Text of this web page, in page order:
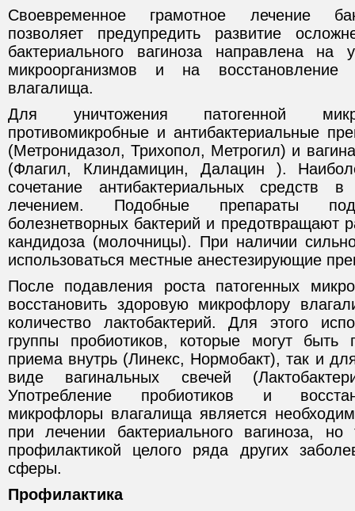
Своевременное грамотное лечение
позволяет предупредить развитие
бактериального вагиноза направлена на
микроорганизмов и на восстановление
влагалища.
Для уничтожения патогенной
противомикробные и антибактериальные
(Метронидазол, Трихопол, Метрогил) и
(Флагил, Клиндамицин, Далацин ).
сочетание антибактериальных средств
лечением. Подобные препараты
болезнетворных бактерий и предотвращают
кандидоза (молочницы). При наличии
использоваться местные анестезирующие
После подавления роста патогенных
восстановить здоровую микрофлору
количество лактобактерий. Для этого
группы пробиотиков, которые могут быть
приема внутрь (Линекс, Нормобакт), так и
виде вагинальных свечей
Употребление пробиотиков и
микрофлоры влагалища является
при лечении бактериального вагиноза,
профилактикой целого ряда других
сферы.
Профилактика